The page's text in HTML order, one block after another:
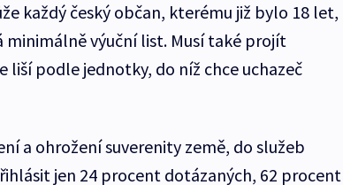
každý český občan, kterému již bylo 18 let,
výuční list. Musí také projít
podle jednotky, do níž chce uchazeč
a ohrožení suverenity země, do služeb
jen 24 procent dotázaných, 62 procent